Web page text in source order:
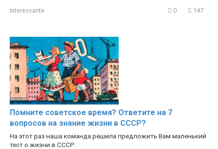
Interessante 0 147
Помните советское время? Ответите на 7
вопросов на знание жизни в СССР?
На этот раз наша команда решила предложить Вам маленький
тест о жизни в СССР.